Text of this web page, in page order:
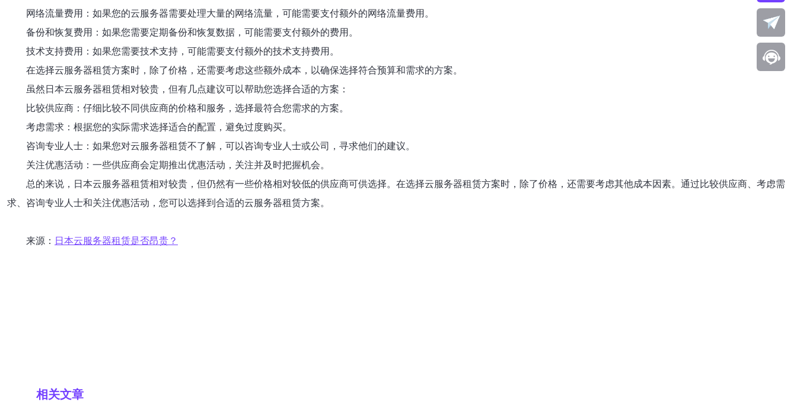
网络流量费用：如果您的云服务器需要处理大量的网络流量，可能需要支付额外的网络流量费用。
备份和恢复费用：如果您需要定期备份和恢复数据，可能需要支付额外的费用。
技术支持费用：如果您需要技术支持，可能需要支付额外的技术支持费用。
在选择云服务器租赁方案时，除了价格，还需要考虑这些额外成本，以确保选择符合预算和需求的方案。
虽然日本云服务器租赁相对较贵，但有几点建议可以帮助您选择合适的方案：
比较供应商：仔细比较不同供应商的价格和服务，选择最符合您需求的方案。
考虑需求：根据您的实际需求选择适合的配置，避免过度购买。
咨询专业人士：如果您对云服务器租赁不了解，可以咨询专业人士或公司，寻求他们的建议。
关注优惠活动：一些供应商会定期推出优惠活动，关注并及时把握机会。
总的来说，日本云服务器租赁相对较贵，但仍然有一些价格相对较低的供应商可供选择。在选择云服务器租赁方案时，除了价格，还需要考虑其他成本因素。通过比较供应商、考虑需
求、咨询专业人士和关注优惠活动，您可以选择到合适的云服务器租赁方案。
来源： 日本云服务器租赁是否昂贵？
相关文章